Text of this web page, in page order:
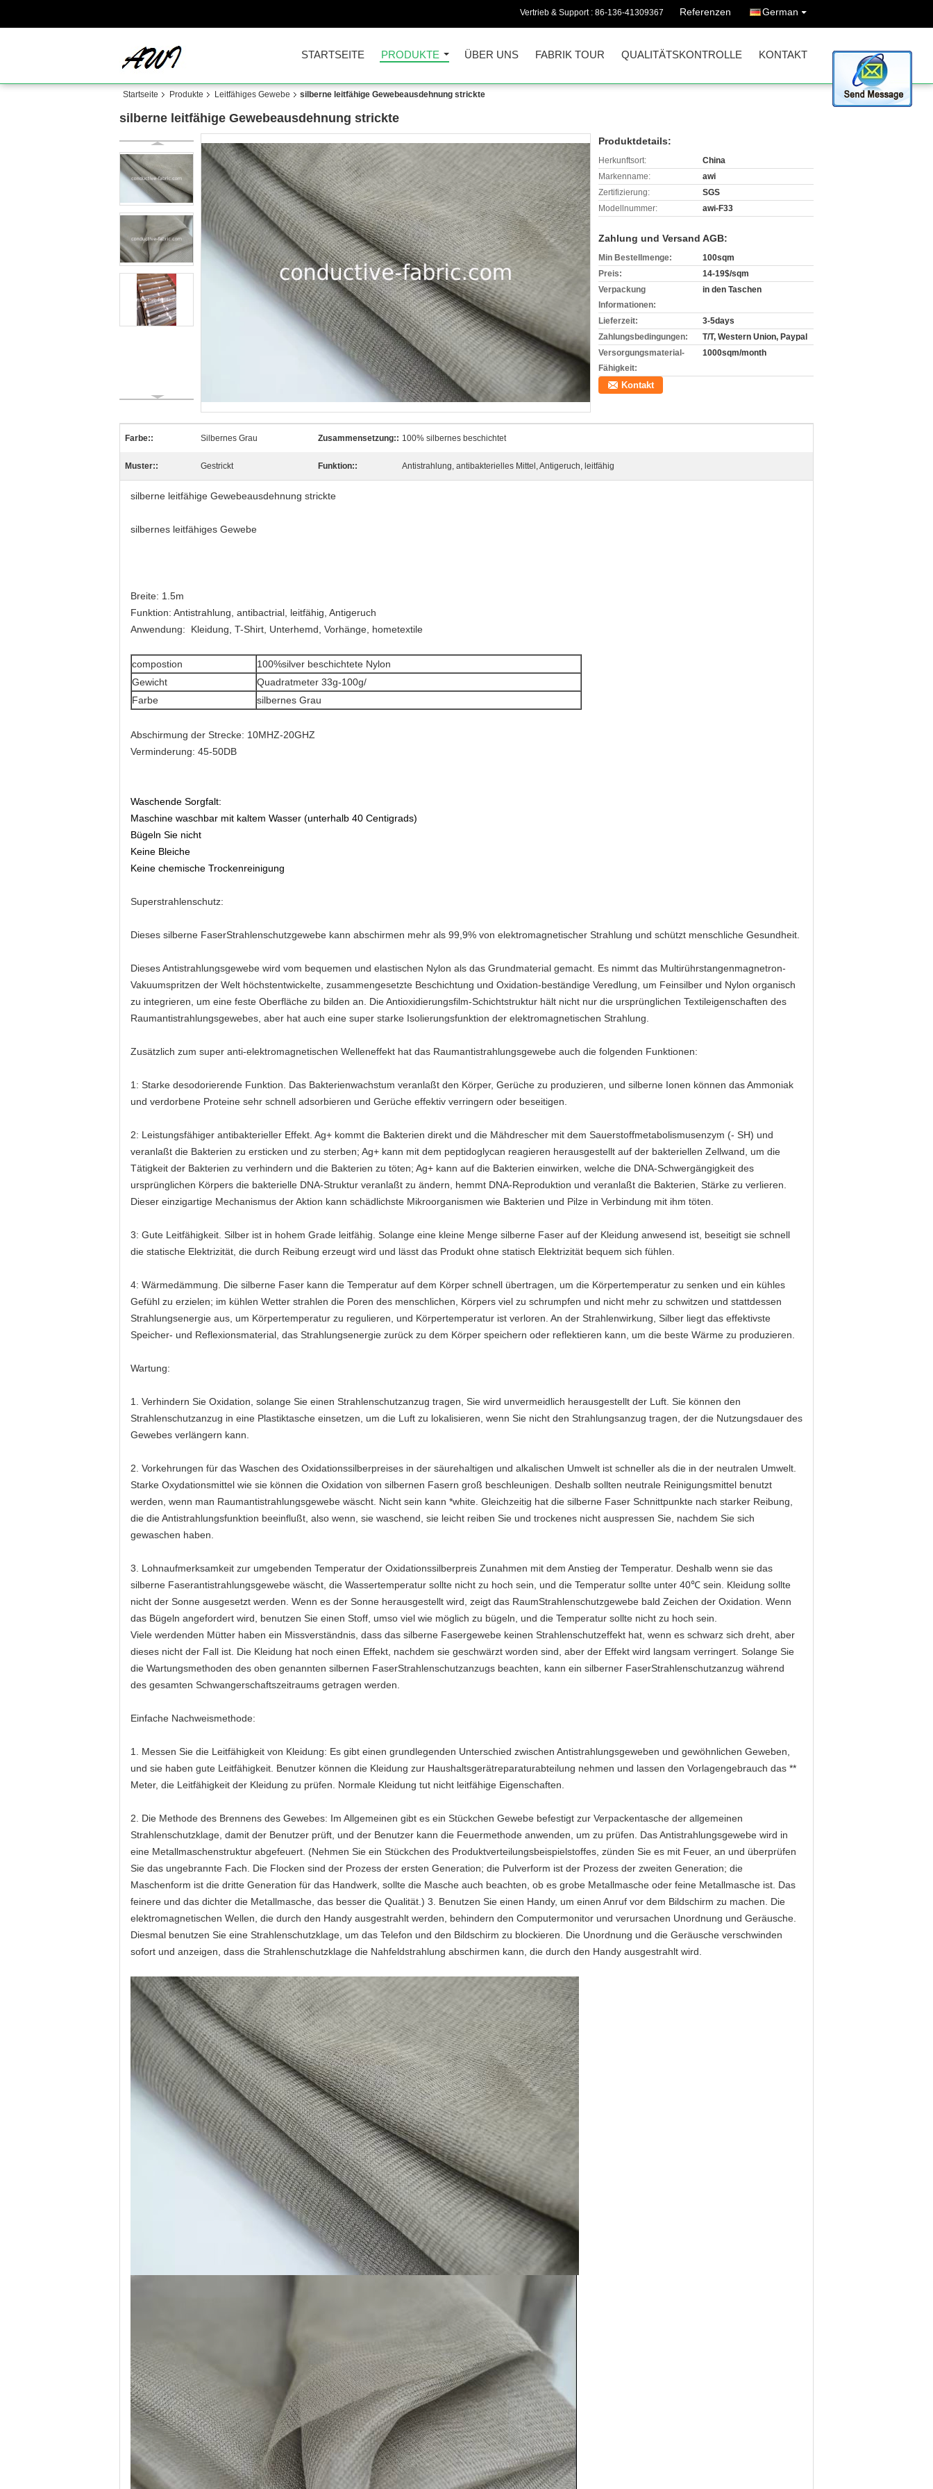
Vertrieb & Support : 86-136-41309367 Referenzen German
STARTSEITE PRODUKTE ÜBER UNS FABRIK TOUR QUALITÄTSKONTROLLE KONTAKT
Startseite Produkte Leitfähiges Gewebe silberne leitfähige Gewebeausdehnung strickte
silberne leitfähige Gewebeausdehnung strickte
Produktdetails:
Herkunftsort:
China
Markenname:
awi
Zertifizierung:
SGS
Modellnummer:
awi-F33
Zahlung und Versand AGB:
Min Bestellmenge:
100sqm
Preis:
14-19$/sqm
Verpackung
Informationen:
in den Taschen
Lieferzeit:
3-5days
Zahlungsbedingungen:
T/T, Western Union, Paypal
Versorgungsmaterial-
Fähigkeit:
1000sqm/month
Kontakt
Farbe:: Silbernes Grau Zusammensetzung:: 100% silbernes beschichtet
Muster:: Gestrickt Funktion:: Antistrahlung, antibakterielles Mittel, Antigeruch, leitfähig
silberne leitfähige Gewebeausdehnung strickte
silbernes leitfähiges Gewebe
Breite: 1.5m
Funktion: Antistrahlung, antibactrial, leitfähig, Antigeruch
Anwendung: Kleidung, T-Shirt, Unterhemd, Vorhänge, hometextile
compostion
100%silver beschichtete Nylon
Gewicht
Quadratmeter 33g-100g/
Farbe
silbernes Grau
Abschirmung der Strecke: 10MHZ-20GHZ
Verminderung: 45-50DB
Waschende Sorgfalt:
Maschine waschbar mit kaltem Wasser (unterhalb 40 Centigrads)
Bügeln Sie nicht
Keine Bleiche
Keine chemische Trockenreinigung
Superstrahlenschutz:
Dieses silberne FaserStrahlenschutzgewebe kann abschirmen mehr als 99,9% von elektromagnetischer Strahlung und schützt menschliche Gesundheit.
Dieses Antistrahlungsgewebe wird vom bequemen und elastischen Nylon als das Grundmaterial gemacht. Es nimmt das Multirührstangenmagnetron-
Vakuumspritzen der Welt höchstentwickelte, zusammengesetzte Beschichtung und Oxidation-beständige Veredlung, um Feinsilber und Nylon organisch
zu integrieren, um eine feste Oberfläche zu bilden an. Die Antioxidierungsfilm-Schichtstruktur hält nicht nur die ursprünglichen Textileigenschaften des
Raumantistrahlungsgewebes, aber hat auch eine super starke Isolierungsfunktion der elektromagnetischen Strahlung.
Zusätzlich zum super anti-elektromagnetischen Welleneffekt hat das Raumantistrahlungsgewebe auch die folgenden Funktionen:
1: Starke desodorierende Funktion. Das Bakterienwachstum veranlaßt den Körper, Gerüche zu produzieren, und silberne Ionen können das Ammoniak
und verdorbene Proteine sehr schnell adsorbieren und Gerüche effektiv verringern oder beseitigen.
2: Leistungsfähiger antibakterieller Effekt. Ag+ kommt die Bakterien direkt und die Mähdrescher mit dem Sauerstoffmetabolismusenzym (- SH) und
veranlaßt die Bakterien zu ersticken und zu sterben; Ag+ kann mit dem peptidoglycan reagieren herausgestellt auf der bakteriellen Zellwand, um die
Tätigkeit der Bakterien zu verhindern und die Bakterien zu töten; Ag+ kann auf die Bakterien einwirken, welche die DNA-Schwergängigkeit des
ursprünglichen Körpers die bakterielle DNA-Struktur veranlaßt zu ändern, hemmt DNA-Reproduktion und veranlaßt die Bakterien, Stärke zu verlieren.
Dieser einzigartige Mechanismus der Aktion kann schädlichste Mikroorganismen wie Bakterien und Pilze in Verbindung mit ihm töten.
3: Gute Leitfähigkeit. Silber ist in hohem Grade leitfähig. Solange eine kleine Menge silberne Faser auf der Kleidung anwesend ist, beseitigt sie schnell
die statische Elektrizität, die durch Reibung erzeugt wird und lässt das Produkt ohne statisch Elektrizität bequem sich fühlen.
4: Wärmedämmung. Die silberne Faser kann die Temperatur auf dem Körper schnell übertragen, um die Körpertemperatur zu senken und ein kühles
Gefühl zu erzielen; im kühlen Wetter strahlen die Poren des menschlichen, Körpers viel zu schrumpfen und nicht mehr zu schwitzen und stattdessen
Strahlungsenergie aus, um Körpertemperatur zu regulieren, und Körpertemperatur ist verloren. An der Strahlenwirkung, Silber liegt das effektivste
Speicher- und Reflexionsmaterial, das Strahlungsenergie zurück zu dem Körper speichern oder reflektieren kann, um die beste Wärme zu produzieren.
Wartung:
1. Verhindern Sie Oxidation, solange Sie einen Strahlenschutzanzug tragen, Sie wird unvermeidlich herausgestellt der Luft. Sie können den
Strahlenschutzanzug in eine Plastiktasche einsetzen, um die Luft zu lokalisieren, wenn Sie nicht den Strahlungsanzug tragen, der die Nutzungsdauer des
Gewebes verlängern kann.
2. Vorkehrungen für das Waschen des Oxidationssilberpreises in der säurehaltigen und alkalischen Umwelt ist schneller als die in der neutralen Umwelt.
Starke Oxydationsmittel wie sie können die Oxidation von silbernen Fasern groß beschleunigen. Deshalb sollten neutrale Reinigungsmittel benutzt
werden, wenn man Raumantistrahlungsgewebe wäscht. Nicht sein kann *white. Gleichzeitig hat die silberne Faser Schnittpunkte nach starker Reibung,
die die Antistrahlungsfunktion beeinflußt, also wenn, sie waschend, sie leicht reiben Sie und trockenes nicht auspressen Sie, nachdem Sie sich
gewaschen haben.
3. Lohnaufmerksamkeit zur umgebenden Temperatur der Oxidationssilberpreis Zunahmen mit dem Anstieg der Temperatur. Deshalb wenn sie das
silberne Faserantistrahlungsgewebe wäscht, die Wassertemperatur sollte nicht zu hoch sein, und die Temperatur sollte unter 40℃ sein. Kleidung sollte
nicht der Sonne ausgesetzt werden. Wenn es der Sonne herausgestellt wird, zeigt das RaumStrahlenschutzgewebe bald Zeichen der Oxidation. Wenn
das Bügeln angefordert wird, benutzen Sie einen Stoff, umso viel wie möglich zu bügeln, und die Temperatur sollte nicht zu hoch sein.
Viele werdenden Mütter haben ein Missverständnis, dass das silberne Fasergewebe keinen Strahlenschutzeffekt hat, wenn es schwarz sich dreht, aber
dieses nicht der Fall ist. Die Kleidung hat noch einen Effekt, nachdem sie geschwärzt worden sind, aber der Effekt wird langsam verringert. Solange Sie
die Wartungsmethoden des oben genannten silbernen FaserStrahlenschutzanzugs beachten, kann ein silberner FaserStrahlenschutzanzug während
des gesamten Schwangerschaftszeitraums getragen werden.
Einfache Nachweismethode:
1. Messen Sie die Leitfähigkeit von Kleidung: Es gibt einen grundlegenden Unterschied zwischen Antistrahlungsgeweben und gewöhnlichen Geweben,
und sie haben gute Leitfähigkeit. Benutzer können die Kleidung zur Haushaltsgerätreparaturabteilung nehmen und lassen den Vorlagengebrauch das **
Meter, die Leitfähigkeit der Kleidung zu prüfen. Normale Kleidung tut nicht leitfähige Eigenschaften.
2. Die Methode des Brennens des Gewebes: Im Allgemeinen gibt es ein Stückchen Gewebe befestigt zur Verpackentasche der allgemeinen
Strahlenschutzklage, damit der Benutzer prüft, und der Benutzer kann die Feuermethode anwenden, um zu prüfen. Das Antistrahlungsgewebe wird in
eine Metallmaschenstruktur abgefeuert. (Nehmen Sie ein Stückchen des Produktverteilungsbeispielstoffes, zünden Sie es mit Feuer, an und überprüfen
Sie das ungebrannte Fach. Die Flocken sind der Prozess der ersten Generation; die Pulverform ist der Prozess der zweiten Generation; die
Maschenform ist die dritte Generation für das Handwerk, sollte die Masche auch beachten, ob es grobe Metallmasche oder feine Metallmasche ist. Das
feinere und das dichter die Metallmasche, das besser die Qualität.) 3. Benutzen Sie einen Handy, um einen Anruf vor dem Bildschirm zu machen. Die
elektromagnetischen Wellen, die durch den Handy ausgestrahlt werden, behindern den Computermonitor und verursachen Unordnung und Geräusche.
Diesmal benutzen Sie eine Strahlenschutzklage, um das Telefon und den Bildschirm zu blockieren. Die Unordnung und die Geräusche verschwinden
sofort und anzeigen, dass die Strahlenschutzklage die Nahfeldstrahlung abschirmen kann, die durch den Handy ausgestrahlt wird.